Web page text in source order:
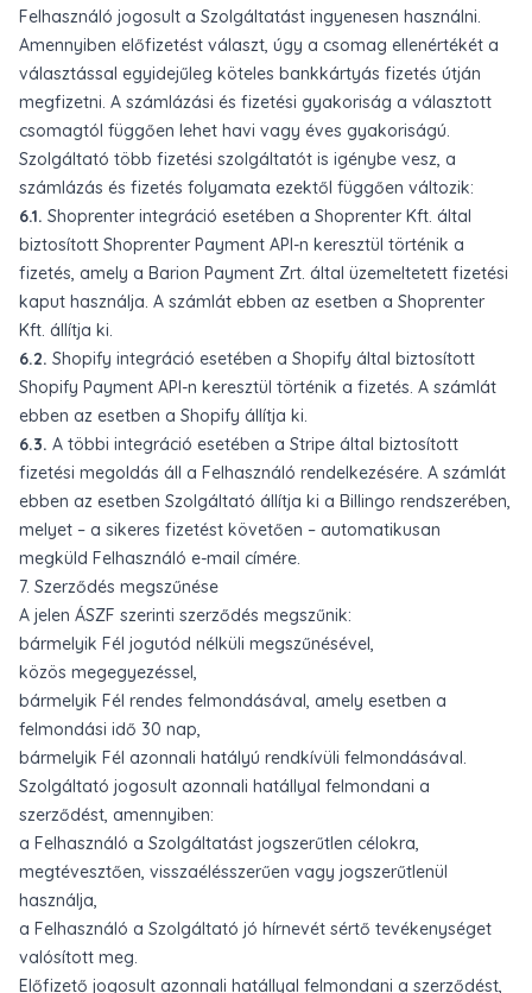
Felhasználó jogosult a Szolgáltatást ingyenesen használni.
Amennyiben előfizetést választ, úgy a csomag ellenértékét a
választással egyidejűleg köteles bankkártyás fizetés útján
megfizetni. A számlázási és fizetési gyakoriság a választott
csomagtól függően lehet havi vagy éves gyakoriságú.
Szolgáltató több fizetési szolgáltatót is igénybe vesz, a
számlázás és fizetés folyamata ezektől függően változik:
6.1. Shoprenter integráció esetében a Shoprenter Kft. által
biztosított Shoprenter Payment API-n keresztül történik a
fizetés, amely a Barion Payment Zrt. által üzemeltetett fizetési
kaput használja. A számlát ebben az esetben a Shoprenter
Kft. állítja ki.
6.2. Shopify integráció esetében a Shopify által biztosított
Shopify Payment API-n keresztül történik a fizetés. A számlát
ebben az esetben a Shopify állítja ki.
6.3. A többi integráció esetében a Stripe által biztosított
fizetési megoldás áll a Felhasználó rendelkezésére. A számlát
ebben az esetben Szolgáltató állítja ki a Billingo rendszerében,
melyet – a sikeres fizetést követően – automatikusan
megküld Felhasználó e-mail címére.
7. Szerződés megszűnése
A jelen ÁSZF szerinti szerződés megszűnik:
bármelyik Fél jogutód nélküli megszűnésével,
közös megegyezéssel,
bármelyik Fél rendes felmondásával, amely esetben a
felmondási idő 30 nap,
bármelyik Fél azonnali hatályú rendkívüli felmondásával.
Szolgáltató jogosult azonnali hatállyal felmondani a
szerződést, amennyiben:
a Felhasználó a Szolgáltatást jogszerűtlen célokra,
megtévesztően, visszaélésszerűen vagy jogszerűtlenül
használja,
a Felhasználó a Szolgáltató jó hírnevét sértő tevékenységet
valósított meg.
Előfizető jogosult azonnali hatállyal felmondani a szerződést,